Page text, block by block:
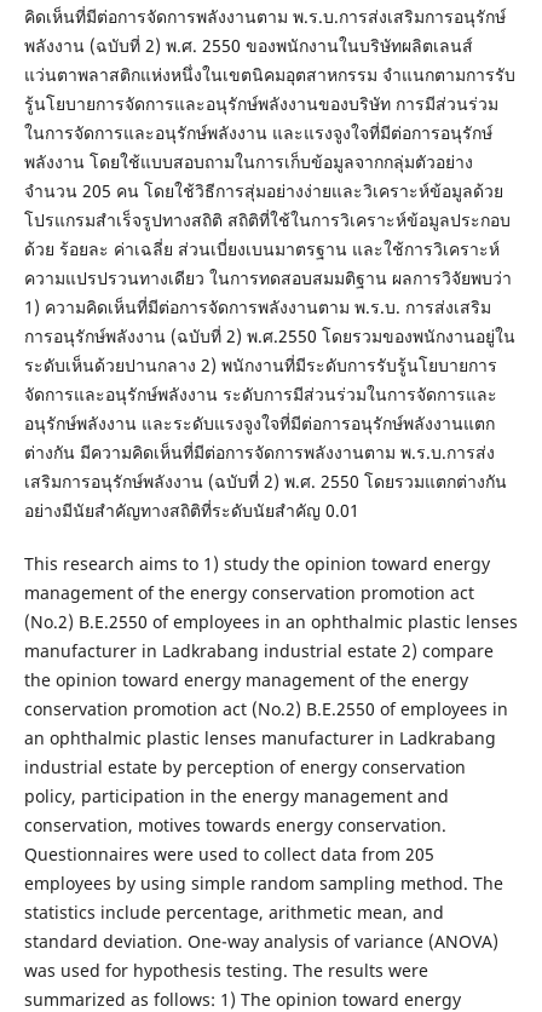
คิดเห็นที่มีต่อการจัดการพลังงานตาม พ.ร.บ.การส่งเสริมการอนุรักษ์
พลังงาน (ฉบับที่ 2) พ.ศ. 2550 ของพนักงานในบริษัทผลิตเลนส์
แว่นตาพลาสติกแห่งหนึ่งในเขตนิคมอุตสาหกรรม จำแนกตามการรับ
รู้นโยบายการจัดการและอนุรักษ์พลังงานของบริษัท การมีส่วนร่วม
ในการจัดการและอนุรักษ์พลังงาน และแรงจูงใจที่มีต่อการอนุรักษ์
พลังงาน โดยใช้แบบสอบถามในการเก็บข้อมูลจากกลุ่มตัวอย่าง
จำนวน 205 คน โดยใช้วิธีการสุ่มอย่างง่ายและวิเคราะห์ข้อมูลด้วย
โปรแกรมสำเร็จรูปทางสถิติ สถิติที่ใช้ในการวิเคราะห์ข้อมูลประกอบ
ด้วย ร้อยละ ค่าเฉลี่ย ส่วนเบี่ยงเบนมาตรฐาน และใช้การวิเคราะห์
ความแปรปรวนทางเดียว ในการทดสอบสมมติฐาน ผลการวิจัยพบว่า
1) ความคิดเห็นที่มีต่อการจัดการพลังงานตาม พ.ร.บ. การส่งเสริม
การอนุรักษ์พลังงาน (ฉบับที่ 2) พ.ศ.2550 โดยรวมของพนักงานอยู่ใน
ระดับเห็นด้วยปานกลาง 2) พนักงานที่มีระดับการรับรู้นโยบายการ
จัดการและอนุรักษ์พลังงาน ระดับการมีส่วนร่วมในการจัดการและ
อนุรักษ์พลังงาน และระดับแรงจูงใจที่มีต่อการอนุรักษ์พลังงานแตก
ต่างกัน มีความคิดเห็นที่มีต่อการจัดการพลังงานตาม พ.ร.บ.การส่ง
เสริมการอนุรักษ์พลังงาน (ฉบับที่ 2) พ.ศ. 2550 โดยรวมแตกต่างกัน
อย่างมีนัยสำคัญทางสถิติที่ระดับนัยสำคัญ 0.01
This research aims to 1) study the opinion toward energy
management of the energy conservation promotion act
(No.2) B.E.2550 of employees in an ophthalmic plastic lenses
manufacturer in Ladkrabang industrial estate 2) compare
the opinion toward energy management of the energy
conservation promotion act (No.2) B.E.2550 of employees in
an ophthalmic plastic lenses manufacturer in Ladkrabang
industrial estate by perception of energy conservation
policy, participation in the energy management and
conservation, motives towards energy conservation.
Questionnaires were used to collect data from 205
employees by using simple random sampling method. The
statistics include percentage, arithmetic mean, and
standard deviation. One-way analysis of variance (ANOVA)
was used for hypothesis testing. The results were
summarized as follows: 1) The opinion toward energy